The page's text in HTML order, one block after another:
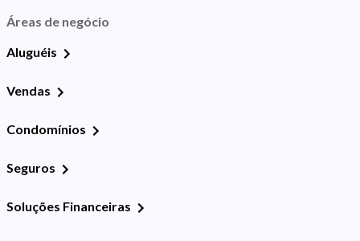
Áreas de negócio
Aluguéis
Vendas
Condomínios
Seguros
Soluções Financeiras